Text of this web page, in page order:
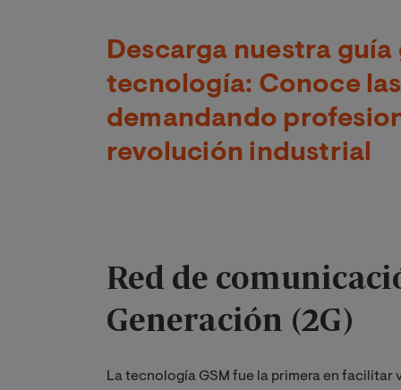
Descarga nuestra
tecnología: Conoce
demandando
revolución industrial
Red de
Generación (2G)
La tecnología GSM fue la primera en facilitar